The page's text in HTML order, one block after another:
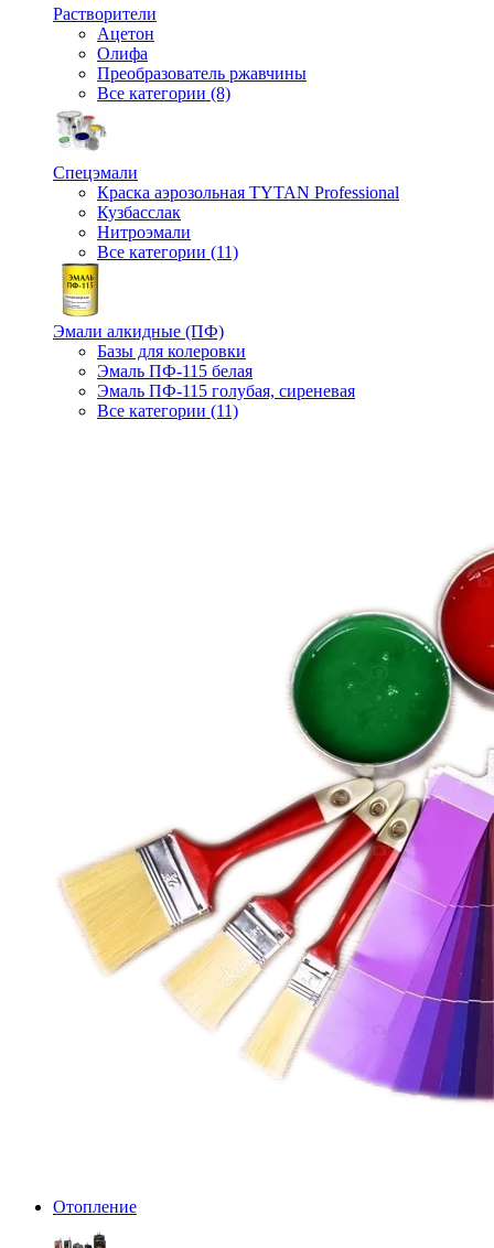
Растворители
Ацетон
Олифа
Преобразователь ржавчины
Все категории (8)
Спецэмали
Краска аэрозольная TYTAN Professional
Кузбасслак
Нитроэмали
Все категории (11)
Эмали алкидные (ПФ)
Базы для колеровки
Эмаль ПФ-115 белая
Эмаль ПФ-115 голубая, сиреневая
Все категории (11)
Отопление